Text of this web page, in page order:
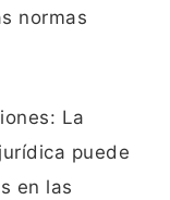
normas
La
puede
en las